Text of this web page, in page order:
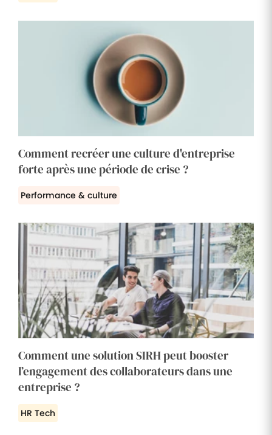
Comment recréer une culture d'entreprise
forte après une période de crise ?
Performance & culture
Comment une solution SIRH peut booster
l’engagement des collaborateurs dans une
entreprise ?
HR Tech